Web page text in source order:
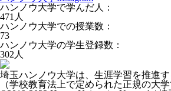
ハンノウ大学で学んだ人：
471 人
ハンノウ大学での授業数：
73
ハンノウ大学の学生登録数：
302 人
埼玉ハンノウ大学は、生涯学習を推進す
（学校教育法上で定められた正規の大